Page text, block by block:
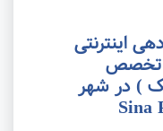
اینترنتی
تخصص
) در شهر